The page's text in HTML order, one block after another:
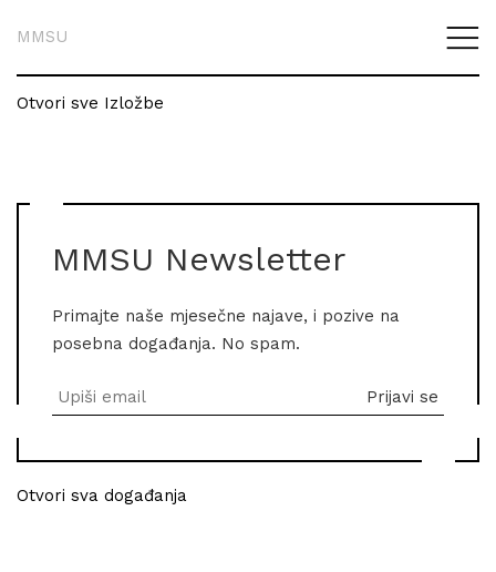
MMSU
Otvori sve Izložbe
MMSU Newsletter
Primajte naše mjesečne najave, i pozive na
posebna događanja. No spam.
Otvori sva događanja